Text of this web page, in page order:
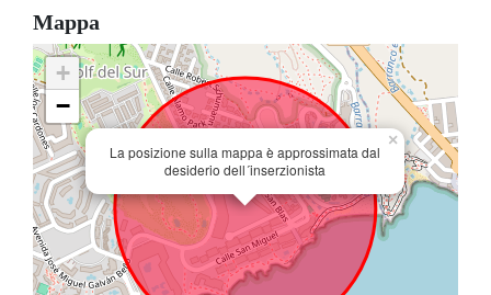
Mappa
La posizione sulla mappa è approssimata dal
desiderio dell´inserzionista
×
+
−